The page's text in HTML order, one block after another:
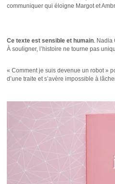
communiquer qui éloigne Margot et
Ce texte est sensible et humain. Nadia
À souligner, l’histoire ne tourne pas
« Comment je suis devenue un robot »
d’une traite et s’avère impossible à